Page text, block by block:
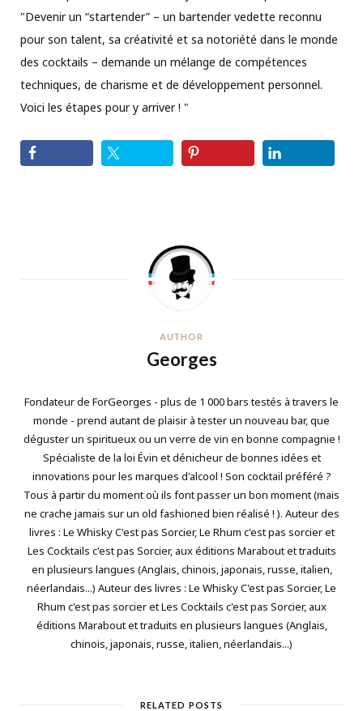
"Devenir un “startender” – un bartender vedette reconnu
pour son talent, sa créativité et sa notoriété dans le monde
des cocktails – demande un mélange de compétences
techniques, de charisme et de développement personnel.
Voici les étapes pour y arriver ! "
AUTHOR
Georges
Fondateur de ForGeorges - plus de 1 000 bars testés à travers le
monde - prend autant de plaisir à tester un nouveau bar, que
déguster un spiritueux ou un verre de vin en bonne compagnie !
Spécialiste de la loi Évin et dénicheur de bonnes idées et
innovations pour les marques d'alcool ! Son cocktail préféré ?
Tous à partir du moment où ils font passer un bon moment (mais
ne crache jamais sur un old fashioned bien réalisé ! ). Auteur des
livres : Le Whisky C'est pas Sorcier, Le Rhum c'est pas sorcier et
Les Cocktails c'est pas Sorcier, aux éditions Marabout et traduits
en plusieurs langues (Anglais, chinois, japonais, russe, italien,
néerlandais...) Auteur des livres : Le Whisky C'est pas Sorcier, Le
Rhum c'est pas sorcier et Les Cocktails c'est pas Sorcier, aux
éditions Marabout et traduits en plusieurs langues (Anglais,
chinois, japonais, russe, italien, néerlandais...)
RELATED POSTS